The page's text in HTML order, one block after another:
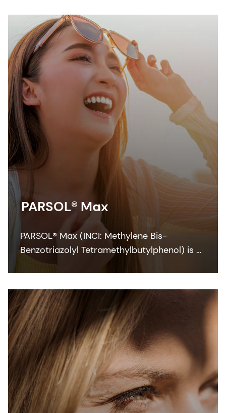
PARSOL® Max
PARSOL® Max (INCI: Methylene Bis-
Benzotriazolyl Tetramethylbutylphenol) is a
photostable broad spectrum UV filter which
breaks through the boundaries of UVB and
UVA to continue into the blue light
spectrum.